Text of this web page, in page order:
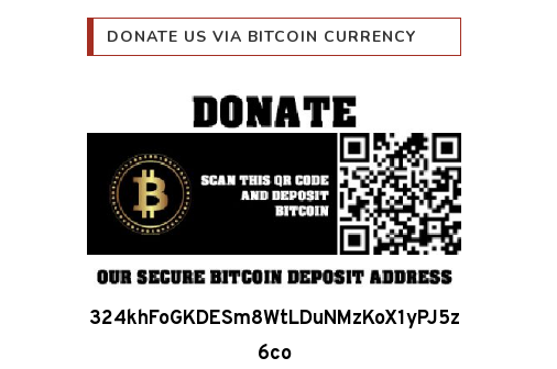
DONATE US VIA BITCOIN CURRENCY
324khFoGKDESm8WtLDuNMzKoX1yPJ5z
6co